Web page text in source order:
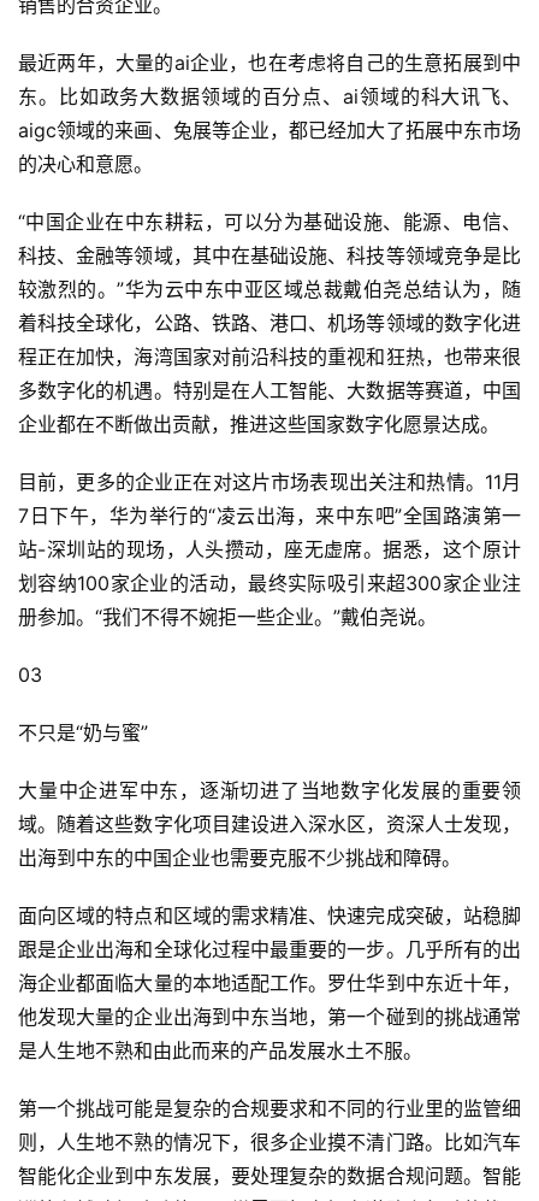
销售的合资企业。
最近两年，大量的ai企业，也在考虑将自己的生意拓展到中
东。比如政务大数据领域的百分点、ai领域的科大讯飞、
aigc领域的来画、兔展等企业，都已经加大了拓展中东市场
的决心和意愿。
“中国企业在中东耕耘，可以分为基础设施、能源、电信、
科技、金融等领域，其中在基础设施、科技等领域竞争是比
较激烈的。”华为云中东中亚区域总裁戴伯尧总结认为，随
着科技全球化，公路、铁路、港口、机场等领域的数字化进
程正在加快，海湾国家对前沿科技的重视和狂热，也带来很
多数字化的机遇。特别是在人工智能、大数据等赛道，中国
企业都在不断做出贡献，推进这些国家数字化愿景达成。
目前，更多的企业正在对这片市场表现出关注和热情。11月
7日下午，华为举行的“凌云出海，来中东吧”全国路演第一
站-深圳站的现场，人头攒动，座无虚席。据悉，这个原计
划容纳100家企业的活动，最终实际吸引来超300家企业注
册参加。“我们不得不婉拒一些企业。”戴伯尧说。
03
不只是“奶与蜜”
大量中企进军中东，逐渐切进了当地数字化发展的重要领
域。随着这些数字化项目建设进入深水区，资深人士发现，
出海到中东的中国企业也需要克服不少挑战和障碍。
面向区域的特点和区域的需求精准、快速完成突破，站稳脚
跟是企业出海和全球化过程中最重要的一步。几乎所有的出
海企业都面临大量的本地适配工作。罗仕华到中东近十年，
他发现大量的企业出海到中东当地，第一个碰到的挑战通常
是人生地不熟和由此而来的产品发展水土不服。
第一个挑战可能是复杂的合规要求和不同的行业里的监管细
则，人生地不熟的情况下，很多企业摸不清门路。比如汽车
智能化企业到中东发展，要处理复杂的数据合规问题。智能